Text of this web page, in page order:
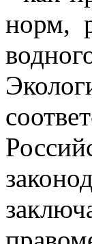
норм,